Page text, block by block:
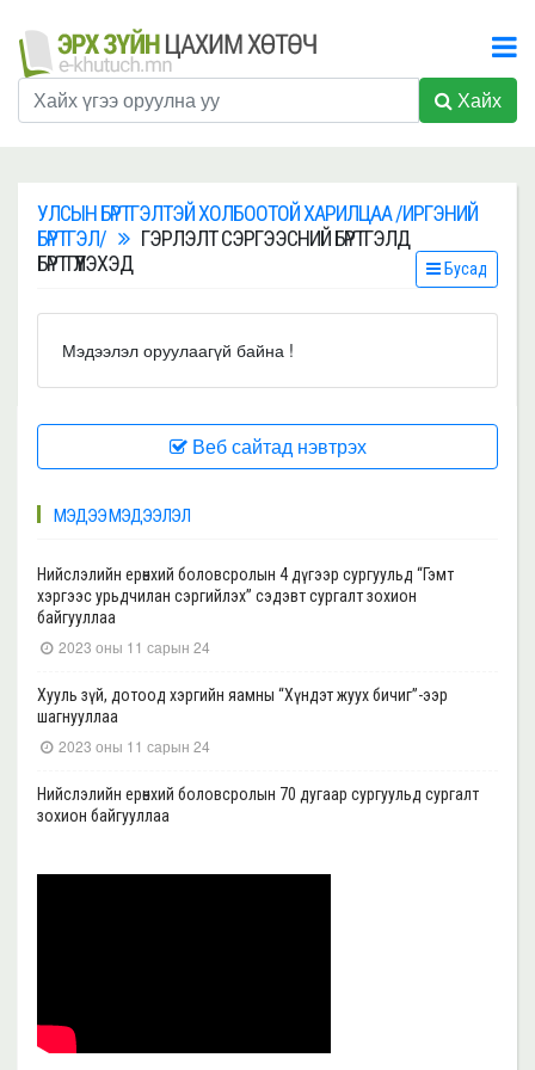
Хайх
УЛСЫН БҮРТГЭЛТЭЙ ХОЛБООТОЙ ХАРИЛЦАА /ИРГЭНИЙ
БҮРТГЭЛ/
ГЭРЛЭЛТ СЭРГЭЭСНИЙ БҮРТГЭЛД
БҮРТГҮҮЛЭХЭД
Бусад
Мэдээлэл оруулаагүй байна !
Веб сайтад нэвтрэх
МЭДЭЭ МЭДЭЭЛЭЛ
Нийслэлийн ерөнхий боловсролын 4 дүгээр сургуульд “Гэмт
хэргээс урьдчилан сэргийлэх” сэдэвт сургалт зохион
байгууллаа
2023 оны 11 сарын 24
Хууль зүй, дотоод хэргийн яамны “Хүндэт жуух бичиг”-ээр
шагнууллаа
2023 оны 11 сарын 24
Нийслэлийн ерөнхий боловсролын 70 дугаар сургуульд сургалт
зохион байгууллаа
байгууллаа